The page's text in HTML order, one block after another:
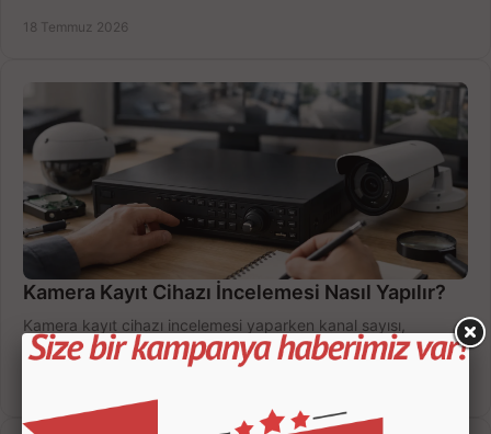
18 Temmuz 2026
Kamera Kayıt Cihazı İncelemesi Nasıl Yapılır?
Kamera kayıt cihazı incelemesi yaparken kanal sayısı,
çözünürlük, disk kapasitesi ve uzaktan erişimi birlikte
değerlendirin; bütçenizi doğru yönetin.